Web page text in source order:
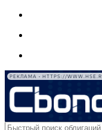
РЕКЛАМА • HTTPS://